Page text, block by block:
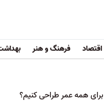
اقتصاد فرهنگ و هنر
همه عمر طراحی کنیم؟